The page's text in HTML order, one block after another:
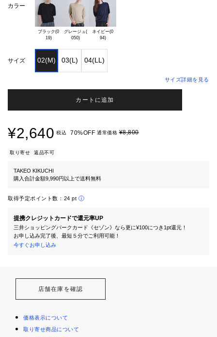
カラー
ブラック(0
19)
グレージュ(
ネイビー(0
94)
サイズ 02(M) 03(L) 04(LL)
サイズ詳細を見る
カートに追加
¥2,640 税込 70%OFF 通常価格¥8,800
取り寄せ 返品不可
TAKEO KIKUCHI
購入合計金額9,990円以上で送料無料
取得予定ポイント数： 24 pt
提携クレジットカードで還元率UP
三井ショッピングパークカード《セゾン》なら更に¥100につき1pt還元！
お申し込み完了後、最短５分でご利用可能！
今すぐお申し込み
店舗在庫を確認
価格表示について
取り寄せ商品について